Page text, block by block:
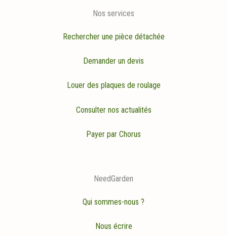
Nos services
Rechercher une pièce détachée
Demander un devis
Louer des plaques de roulage
Consulter nos actualités
Payer par Chorus
NeedGarden
Qui sommes-nous ?
Nous écrire